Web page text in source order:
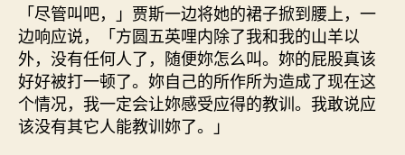
「尽管叫吧，」贾斯一边将她的裙子掀到腰上，一
边响应说，「方圆五英哩内除了我和我的山羊以
外，没有任何人了，随便妳怎么叫。妳的屁股真该
好好被打一顿了。妳自己的所作所为造成了现在这
个情况，我一定会让妳感受应得的教训。我敢说应
该没有其它人能教训妳了。」